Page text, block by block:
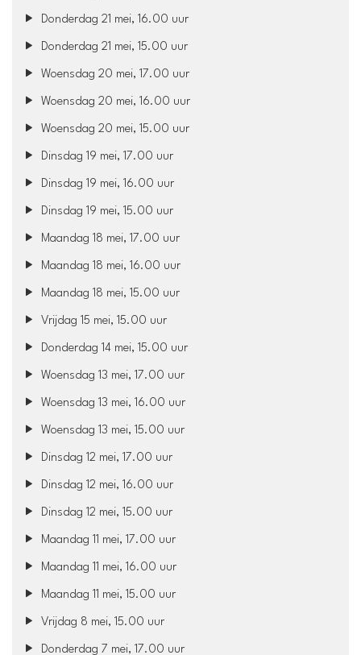
Donderdag 21 mei, 16.00 uur
Donderdag 21 mei, 15.00 uur
Woensdag 20 mei, 17.00 uur
Woensdag 20 mei, 16.00 uur
Woensdag 20 mei, 15.00 uur
Dinsdag 19 mei, 17.00 uur
Dinsdag 19 mei, 16.00 uur
Dinsdag 19 mei, 15.00 uur
Maandag 18 mei, 17.00 uur
Maandag 18 mei, 16.00 uur
Maandag 18 mei, 15.00 uur
Vrijdag 15 mei, 15.00 uur
Donderdag 14 mei, 15.00 uur
Woensdag 13 mei, 17.00 uur
Woensdag 13 mei, 16.00 uur
Woensdag 13 mei, 15.00 uur
Dinsdag 12 mei, 17.00 uur
Dinsdag 12 mei, 16.00 uur
Dinsdag 12 mei, 15.00 uur
Maandag 11 mei, 17.00 uur
Maandag 11 mei, 16.00 uur
Maandag 11 mei, 15.00 uur
Vrijdag 8 mei, 15.00 uur
Donderdag 7 mei, 17.00 uur